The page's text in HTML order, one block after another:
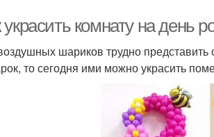
украсить комнату на
шариков трудно
то сегодня ими можно украсить